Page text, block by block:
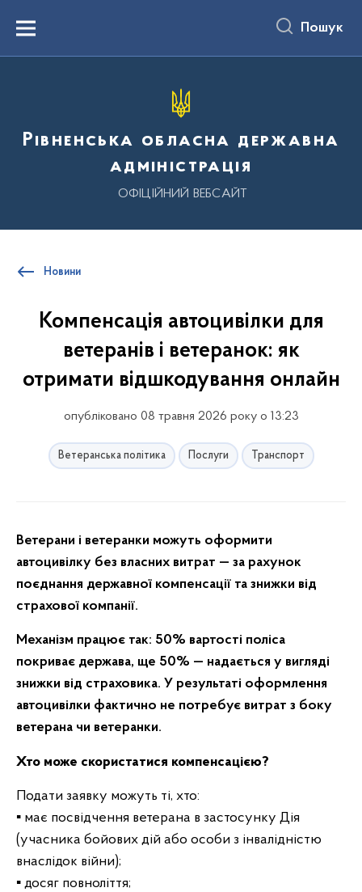
вмістуMenu Пошук
Рівненська обласна державна
адміністрація
ОФІЦІЙНИЙ ВЕБСАЙТ
Новини
Компенсація автоцивілки для
ветеранів і ветеранок: як
отримати відшкодування онлайн
опубліковано 08 травня 2026 року о 13:23
Ветеранська політика Послуги Транспорт
Ветерани і ветеранки можуть оформити
автоцивілку без власних витрат — за рахунок
поєднання державної компенсації та знижки від
страхової компанії.
Механізм працює так: 50% вартості поліса
покриває держава, ще 50% — надається у вигляді
знижки від страховика. У результаті оформлення
автоцивілки фактично не потребує витрат з боку
ветерана чи ветеранки.
Хто може скористатися компенсацією?
Подати заявку можуть ті, хто:
▪️ має посвідчення ветерана в застосунку Дія
(учасника бойових дій або особи з інвалідністю
внаслідок війни);
▪️ досяг повноліття;